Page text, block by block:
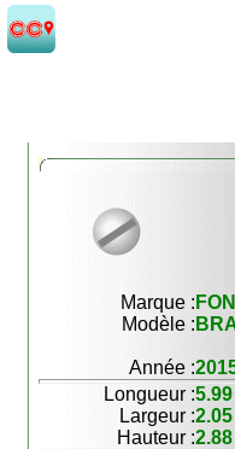
Marque :
Modèle :
Année :
Longueur :
Largeur :
Hauteur :